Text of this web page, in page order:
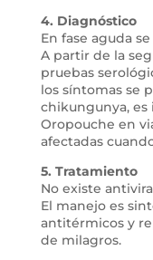
4. Diagnóstico
En fase aguda
A partir de la
pruebas
los síntomas se
chikungunya,
Oropouche en
afectadas
5. Tratamiento
No existe
El manejo es
antitérmicos y
de milagros.